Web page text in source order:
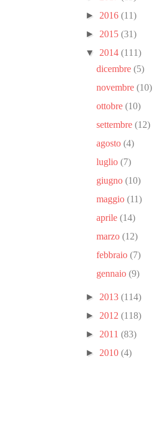
► 2016 (11)
► 2015 (31)
▼ 2014 (111)
dicembre(5)
novembre(10)
ottobre(10)
settembre(12)
agosto(4)
luglio(7)
giugno(10)
maggio(11)
aprile(14)
marzo(12)
febbraio(7)
gennaio(9)
► 2013 (114)
► 2012 (118)
► 2011 (83)
► 2010 (4)